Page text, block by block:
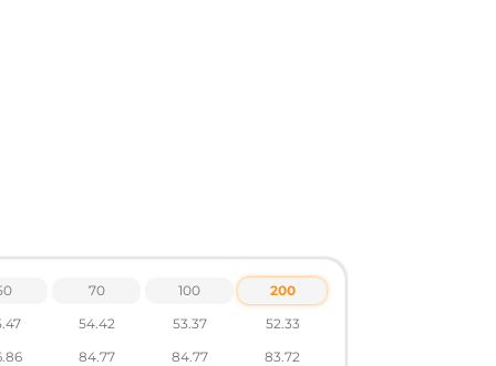
70 100
200
54.42 53.37
52.33
84.77 84.77
83.72